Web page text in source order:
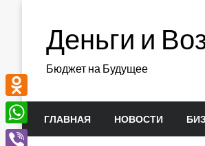
содержимомуДеньги и
Бюджет на Будущее
ГЛАВНАЯ НОВОСТИ
Odnoklassniki
WhatsApp